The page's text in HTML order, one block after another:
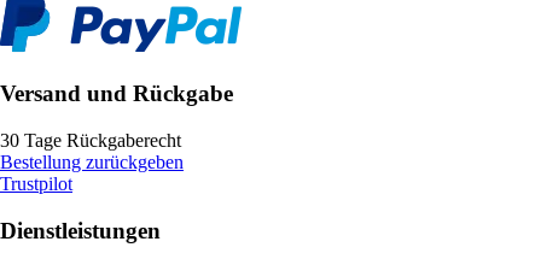
Versand und Rückgabe
30 Tage Rückgaberecht
Bestellung zurückgeben
Trustpilot
Dienstleistungen